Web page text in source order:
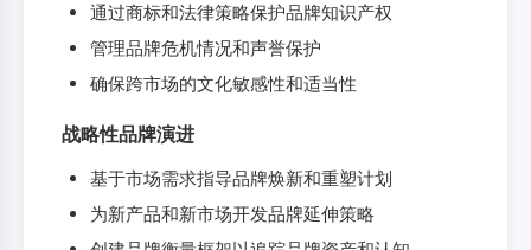
通过商标和法律策略保护品牌知识产权
管理品牌危机情况和声誉保护
确保跨市场的文化敏感性和适当性
战略性品牌演进
基于市场需求指导品牌焕新和重塑计划
为新产品和新市场开发品牌延伸策略